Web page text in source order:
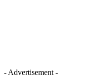
- Advertisement -